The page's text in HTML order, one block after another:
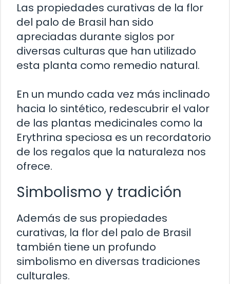
Las propiedades curativas de la flor
del palo de Brasil han sido
apreciadas durante siglos por
diversas culturas que han utilizado
esta planta como remedio natural.
En un mundo cada vez más inclinado
hacia lo sintético, redescubrir el valor
de las plantas medicinales como la
Erythrina speciosa es un recordatorio
de los regalos que la naturaleza nos
ofrece.
Simbolismo y tradición
Además de sus propiedades
curativas, la flor del palo de Brasil
también tiene un profundo
simbolismo en diversas tradiciones
culturales.